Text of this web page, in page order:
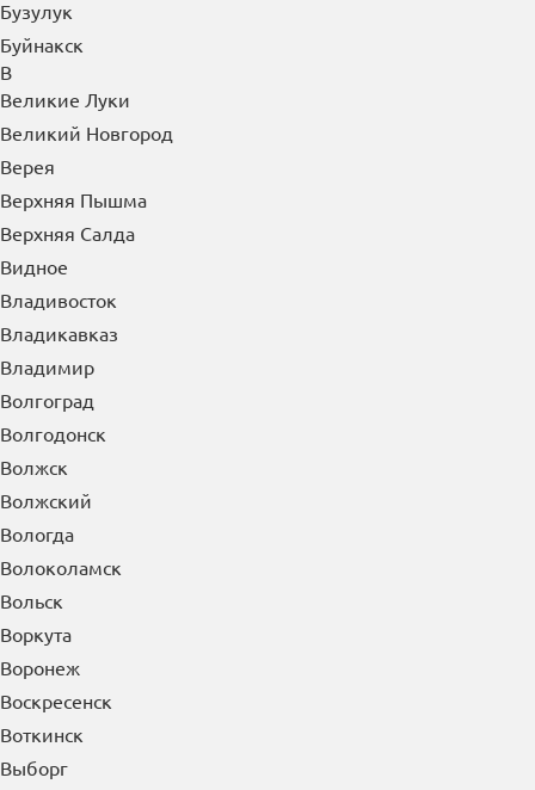
Бузулук
Буйнакск
В
Великие Луки
Великий Новгород
Верея
Верхняя Пышма
Верхняя Салда
Видное
Владивосток
Владикавказ
Владимир
Волгоград
Волгодонск
Волжск
Волжский
Вологда
Волоколамск
Вольск
Воркута
Воронеж
Воскресенск
Воткинск
Выборг